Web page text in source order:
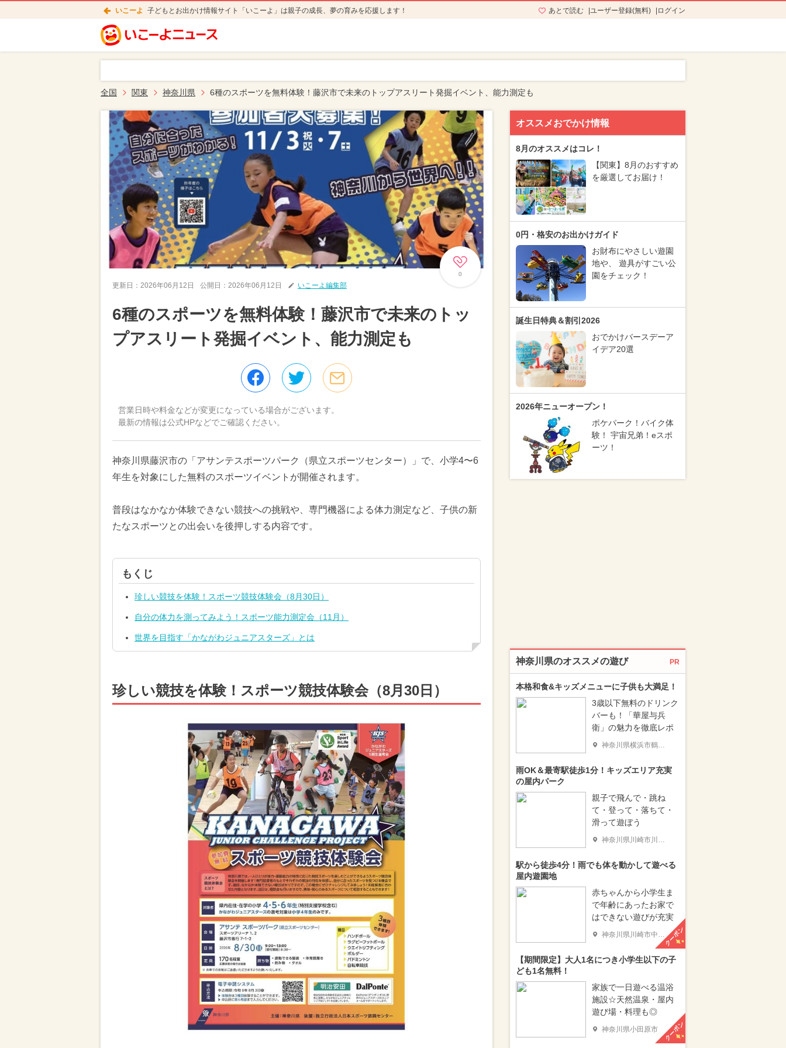
いこーよ 子どもとお出かけ情報サイト「いこーよ」は親子の成長、夢の育みを応援します！ あとで読む ユーザー登録(無料) ログイン
全国 関東 神奈川県 6種のスポーツを無料体験！藤沢市で未来のトップアスリート発掘イベント、能力測定も
0
更新日： 2026年06月12日 公開日： 2026年06月12日 いこーよ編集部
6種のスポーツを無料体験！藤沢市で未来のトッ
プアスリート発掘イベント、能力測定も
営業日時や料金などが変更になっている場合がございます。
最新の情報は公式HPなどでご確認ください。
神奈川県藤沢市の「アサンテスポーツパーク（県立スポーツセンター）」で、小学4〜6
年生を対象にした無料のスポーツイベントが開催されます。
普段はなかなか体験できない競技への挑戦や、専門機器による体力測定など、子供の新
たなスポーツとの出会いを後押しする内容です。
もくじ
珍しい競技を体験！スポーツ競技体験会（8月30日）
自分の体力を測ってみよう！スポーツ能力測定会（11月）
世界を目指す「かながわジュニアスターズ」とは
珍しい競技を体験！スポーツ競技体験会（8月30日）
オススメおでかけ情報
8月のオススメはコレ！
【関東】8月のおすすめ
を厳選してお届け！
0円・格安のお出かけガイド
お財布にやさしい遊園
地や、 遊具がすごい公
園をチェック！
誕生日特典＆割引2026
おでかけバースデーア
イデア20選
2026年ニューオープン！
ポケパーク！バイク体
験！ 宇宙兄弟！eスポ
ーツ！
神奈川県のオススメの遊び PR
本格和食&キッズメニューに子供も大満足！
3歳以下無料のドリンク
バーも！「華屋与兵
衛」の魅力を徹底レポ
神奈川県横浜市鶴見区
雨OK＆最寄駅徒歩1分！キッズエリア充実
の屋内パーク
親子で飛んで・跳ね
て・登って・落ちて・
滑って遊ぼう
神奈川県川崎市川崎区
駅から徒歩4分！雨でも体を動かして遊べる
屋内遊園地
赤ちゃんから小学生ま
で年齢にあったお家で
はできない遊びが充実
神奈川県川崎市中原区 クーポン
【期間限定】大人1名につき小学生以下の子
ども1名無料！
家族で一日遊べる温浴
施設☆天然温泉・屋内
遊び場・料理も◎
神奈川県小田原市 クーポン